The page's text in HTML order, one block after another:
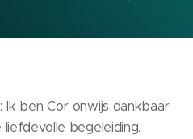
Ik ben Cor onwijs dankbaar
begeleiding.